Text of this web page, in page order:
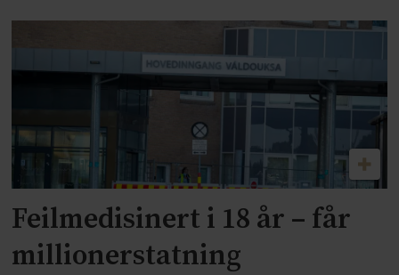
Feilmedisinert i 18 år – får
millionerstatning